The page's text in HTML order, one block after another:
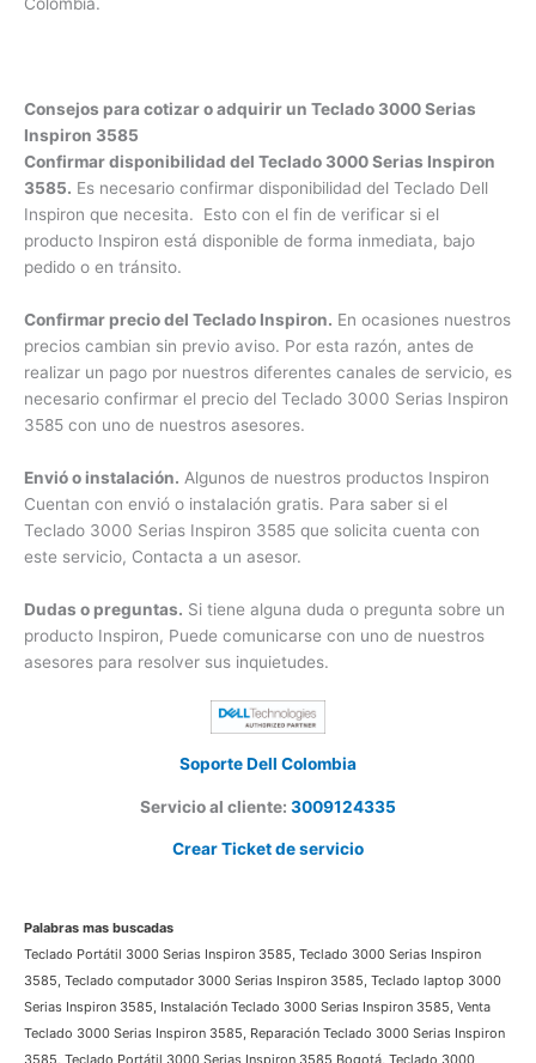
respaldo de la mejor compañía en servicio Dell Inspiron en
Consejos para cotizar o adquirir un Teclado 3000 Serias
Inspiron 3585
Confirmar disponibilidad del Teclado 3000 Serias
Inspiron 3585.Es necesario confirmar disponibilidad del
Teclado Dell Inspiron que necesita. Esto con el fin de
verificar si el producto Inspiron está disponible de forma
Confirmar precio del Teclado Inspiron.En ocasiones
nuestros precios cambian sin previo aviso. Por esta razón,
antes de realizar un pago por nuestros diferentes canales de
servicio, es necesario confirmar el precio del Teclado 3000
Envió o instalación.Algunos de nuestros productos Inspiron
Cuentan con envió o instalación gratis. Para saber si el
Teclado 3000 Serias Inspiron 3585 que solicita cuenta con
Dudas o preguntas.Si tiene alguna duda o pregunta sobre
un producto Inspiron, Puede comunicarse con uno de
nuestros asesores para resolver sus inquietudes.
Soporte Dell Colombia
Servicio al cliente:3009124335
Palabras mas buscadas
Teclado Portátil 3000 Serias Inspiron 3585, Teclado 3000 Serias Inspiron
3585, Teclado computador 3000 Serias Inspiron 3585, Teclado laptop
3000 Serias Inspiron 3585, Instalación Teclado 3000 Serias Inspiron 3585,
¿Necesitas un experto?
Comunícate con nosotros
3009124335